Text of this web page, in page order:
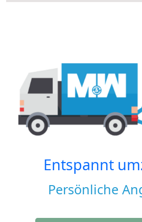
Entspannt
Persönliche